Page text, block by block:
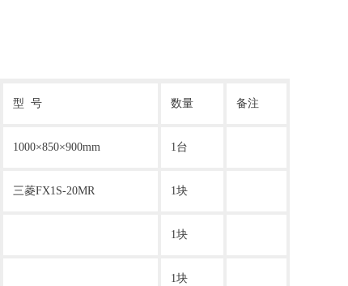
型 号 数量 备注
1000×850×900mm 1台
三菱FX1S-20MR 1块
1块
1块